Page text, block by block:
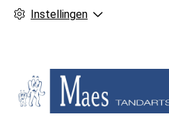
Instellingen